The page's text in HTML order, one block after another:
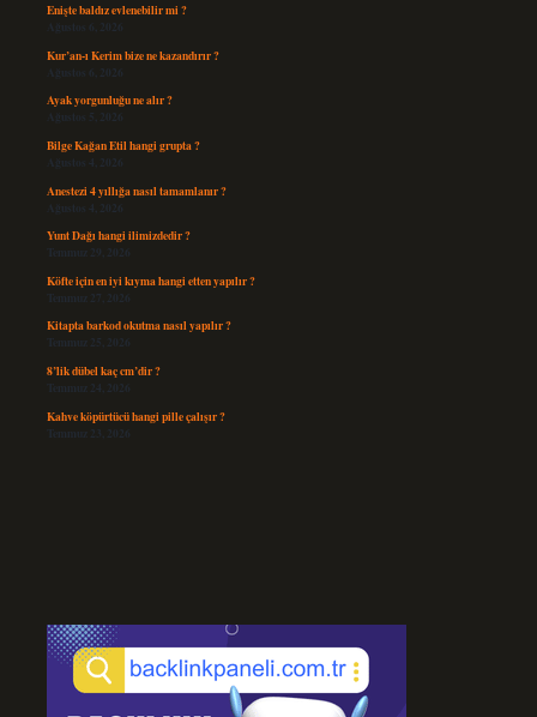
Enişte baldız evlenebilir mi ?
Ağustos 6, 2026
Kur’an-ı Kerim bize ne kazandırır ?
Ağustos 6, 2026
Ayak yorgunluğu ne alır ?
Ağustos 5, 2026
Bilge Kağan Etil hangi grupta ?
Ağustos 4, 2026
Anestezi 4 yıllığa nasıl tamamlanır ?
Ağustos 4, 2026
Yunt Dağı hangi ilimizdedir ?
Temmuz 29, 2026
Köfte için en iyi kıyma hangi etten yapılır ?
Temmuz 27, 2026
Kitapta barkod okutma nasıl yapılır ?
Temmuz 25, 2026
8’lik dübel kaç cm’dir ?
Temmuz 24, 2026
Kahve köpürtücü hangi pille çalışır ?
Temmuz 23, 2026